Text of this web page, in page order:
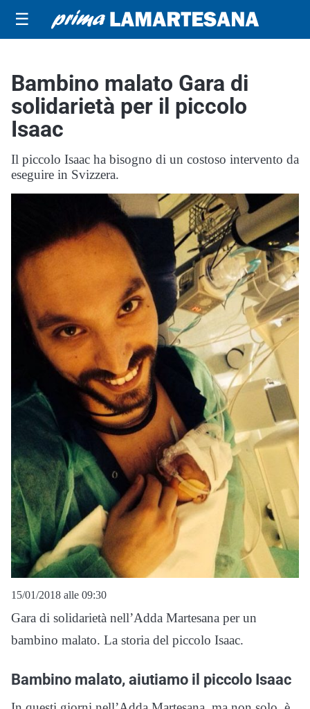
☰
Bambino malato Gara di
solidarietà per il piccolo
Isaac
Il piccolo Isaac ha bisogno di un costoso intervento da
eseguire in Svizzera.
15/01/2018 alle 09:30
Gara di solidarietà nell’Adda Martesana per un
bambino malato. La storia del piccolo Isaac.
Bambino malato, aiutiamo il piccolo Isaac